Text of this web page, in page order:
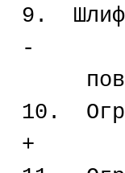
9.
-
10.
+